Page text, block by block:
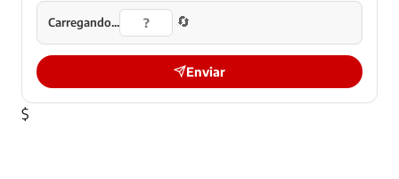
Carregando... 🔄
Enviar
$